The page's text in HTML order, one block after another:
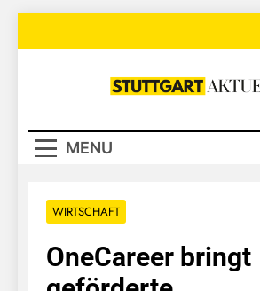
Stuttgart
MENU
WIRTSCHAFT
OneCareer bringt